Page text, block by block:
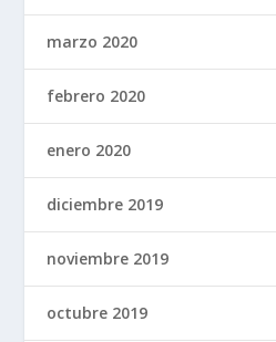
marzo 2020
febrero 2020
enero 2020
diciembre 2019
noviembre 2019
octubre 2019